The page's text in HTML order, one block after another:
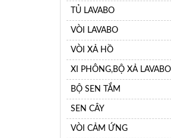
TỦ LAVABO
VÒI LAVABO
VÒI XẢ HỒ
XI PHÔNG,BỘ XẢ LAVABO
BỘ SEN TẮM
SEN CÂY
VÒI CẢM ỨNG